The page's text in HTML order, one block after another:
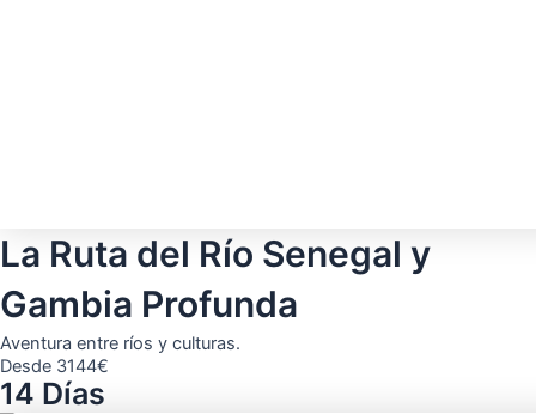
La Ruta del Río Senegal y
Gambia Profunda
Aventura entre ríos y culturas.
Desde 3144€
14 Días